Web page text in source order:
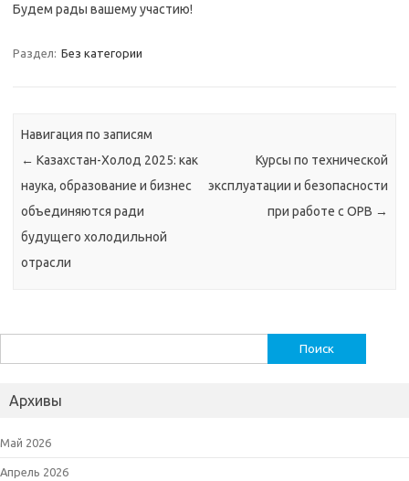
Будем рады вашему участию!
Раздел: Без категории
Навигация по записям
← Казахстан-Холод 2025: как
наука, образование и бизнес
объединяются ради
будущего холодильной
отрасли
Курсы по технической
эксплуатации и безопасности
при работе с ОРВ →
Архивы
Май 2026
Апрель 2026